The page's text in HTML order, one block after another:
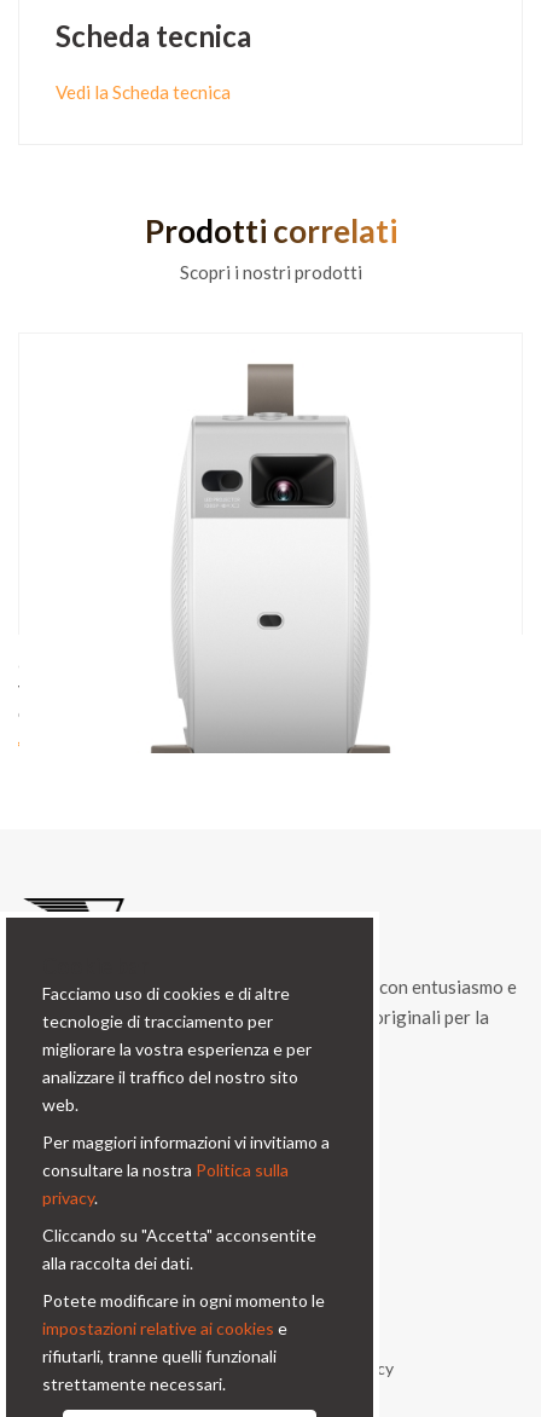
Scheda tecnica
Vedi la Scheda tecnica
Prodotti correlati
Scopri i nostri prodotti
cod. 09043
VIDEOPROIETTORE PORTATILE DA SOFFITTO BENQ
GV32
€ 419.00
Condorfoto da 55 anni propone ancora oggi, con entusiasmo e
vitalità, una gamma di prodotti e di soluzioni originali per la
fotografia professionale.
Contatti
Via Prinetti, 32 - 20127
+39 0226110946
Informazioni
Chi Siamo
Privacy Policy
Condizioni generali
Contatti
Facciamo uso di cookies e di altre
tecnologie di tracciamento per
migliorare la vostra esperienza e per
analizzare il traffico del nostro sito
web.
Per maggiori informazioni vi invitiamo a
consultare la nostra Politica sulla
privacy.
Cliccando su "Accetta" acconsentite
alla raccolta dei dati.
Potete modificare in ogni momento le
impostazioni relative ai cookies e
rifiutarli, tranne quelli funzionali
strettamente necessari.